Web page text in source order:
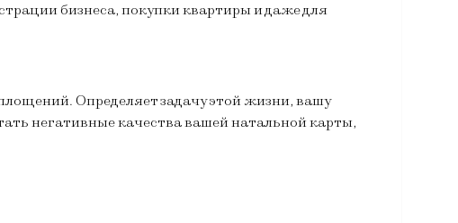
бизнеса, покупки квартиры и даже для
Определяет задачу этой жизни, вашу
негативные качества вашей натальной карты,